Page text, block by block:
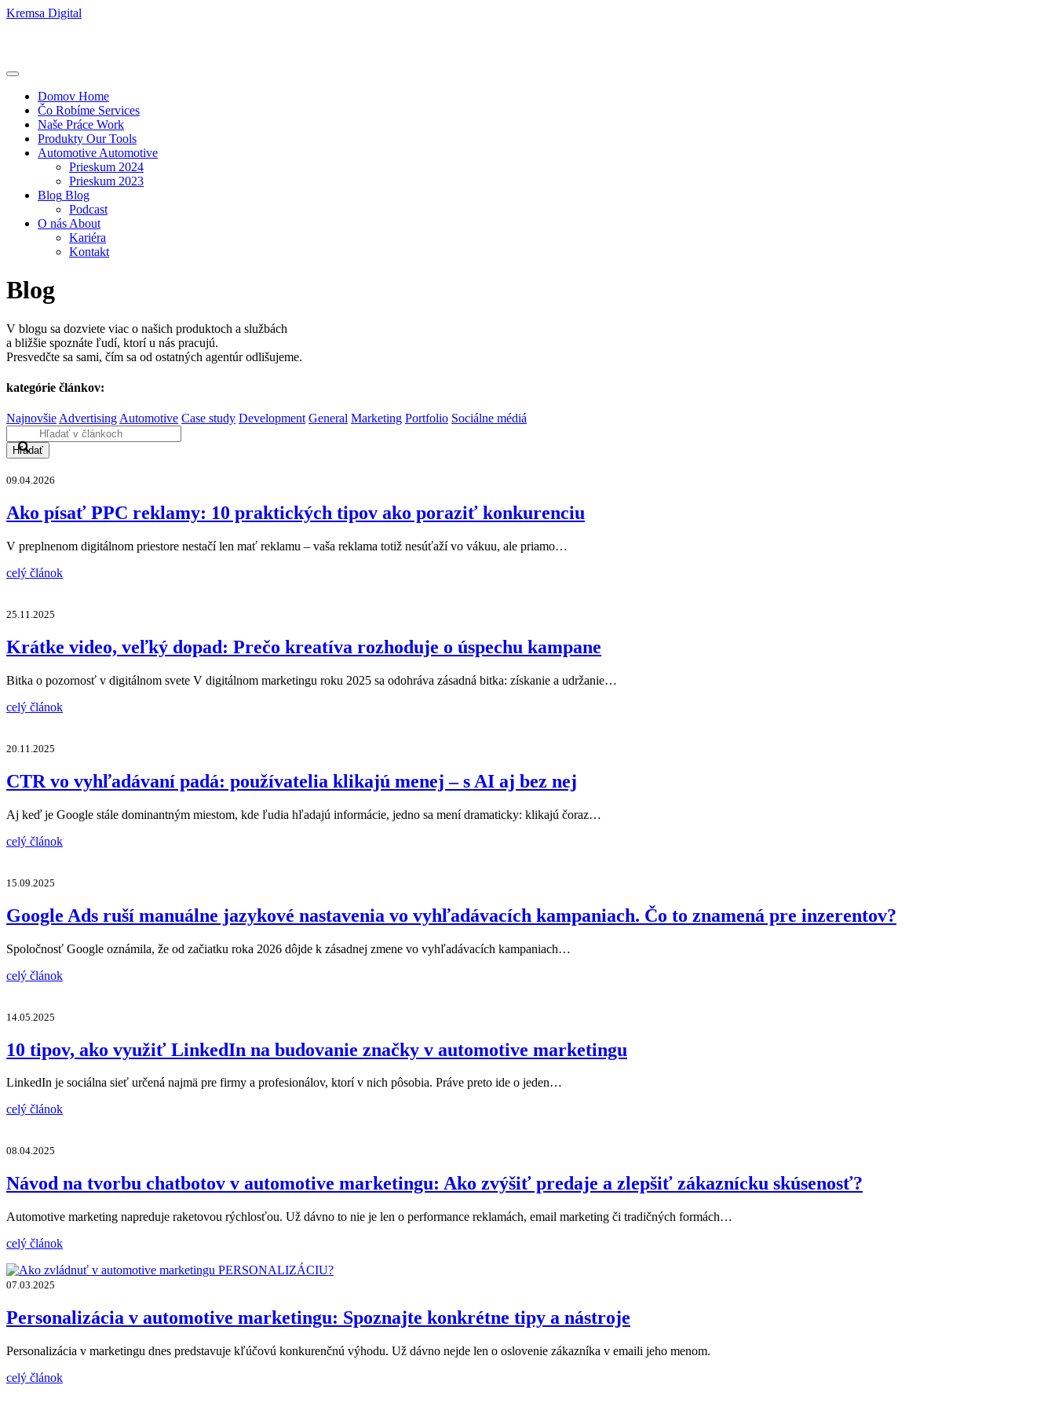
Kremsa Digital
Domov Home
Čo Robíme Services
Naše Práce Work
Produkty Our Tools
Automotive Automotive
Prieskum 2024
Prieskum 2023
Blog Blog
Podcast
O nás About
Kariéra
Kontakt
Blog
V blogu sa dozviete viac o našich produktoch a službách
a bližšie spoznáte ľudí, ktorí u nás pracujú.
Presvedčte sa sami, čím sa od ostatných agentúr odlišujeme.
kategórie článkov:
NajnovšieAdvertisingAutomotive Case study Development General Marketing Portfolio Sociálne médiá
Hľadať
09.04.2026
Ako písať PPC reklamy: 10 praktických tipov ako poraziť konkurenciu
V preplnenom digitálnom priestore nestačí len mať reklamu – vaša reklama totiž nesúťaží vo vákuu, ale priamo…
celý článok
25.11.2025
Krátke video, veľký dopad: Prečo kreatíva rozhoduje o úspechu kampane
Bitka o pozornosť v digitálnom svete V digitálnom marketingu roku 2025 sa odohráva zásadná bitka: získanie a udržanie…
celý článok
20.11.2025
CTR vo vyhľadávaní padá: používatelia klikajú menej – s AI aj bez nej
Aj keď je Google stále dominantným miestom, kde ľudia hľadajú informácie, jedno sa mení dramaticky: klikajú čoraz…
celý článok
15.09.2025
Google Ads ruší manuálne jazykové nastavenia vo vyhľadávacích kampaniach. Čo to znamená pre inzerentov?
Spoločnosť Google oznámila, že od začiatku roka 2026 dôjde k zásadnej zmene vo vyhľadávacích kampaniach…
celý článok
14.05.2025
10 tipov, ako využiť LinkedIn na budovanie značky v automotive marketingu
LinkedIn je sociálna sieť určená najmä pre firmy a profesionálov, ktorí v nich pôsobia. Práve preto ide o jeden…
celý článok
08.04.2025
Návod na tvorbu chatbotov v automotive marketingu: Ako zvýšiť predaje a zlepšiť zákaznícku skúsenosť?
Automotive marketing napreduje raketovou rýchlosťou. Už dávno to nie je len o performance reklamách, email marketing či tradičných formách…
celý článok
07.03.2025
Personalizácia v automotive marketingu: Spoznajte konkrétne tipy a nástroje
Personalizácia v marketingu dnes predstavuje kľúčovú konkurenčnú výhodu. Už dávno nejde len o oslovenie zákazníka v emaili jeho menom.
celý článok